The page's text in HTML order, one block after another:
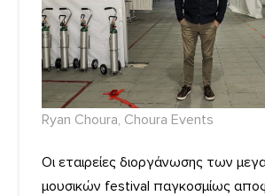
Ryan Choura, Choura Events
Οι εταιρείες διοργάνωσης των
μουσικών festival παγκοσμίως